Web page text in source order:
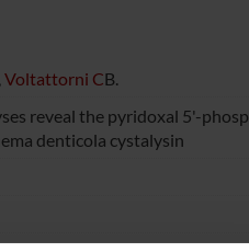
Voltattorni CB.
reveal the pyridoxal 5'-
denticola cystalysin